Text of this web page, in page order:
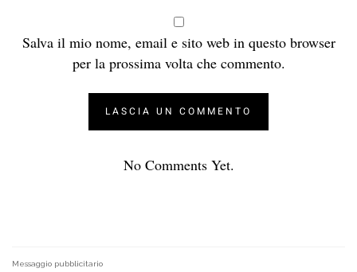
Salva il mio nome, email e sito web in questo browser
per la prossima volta che commento.
No Comments Yet.
Messaggio pubblicitario